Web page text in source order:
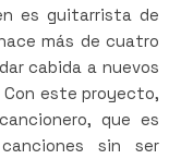
es guitarrista de
más de cuatro
cabida a nuevos
este proyecto,
que es
sin ser